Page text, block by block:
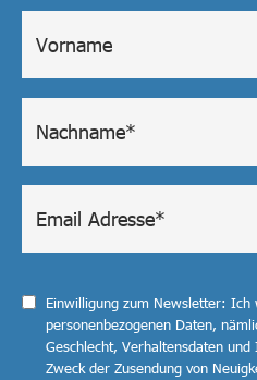
Einwilligung zum Newsletter: Ich
personenbezogenen Daten,
Geschlecht, Verhaltensdaten
Zweck der Zusendung von